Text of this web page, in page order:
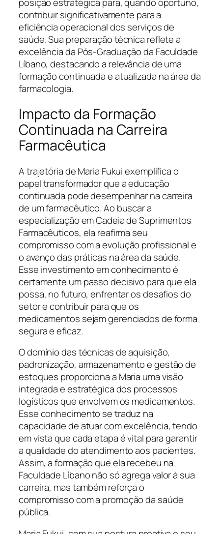
contribuir significativamente para a
eficiência operacional dos serviços de
saúde. Sua preparação técnica reflete a
excelência da Pós-Graduação da Faculdade
Líbano, destacando a relevância de uma
formação continuada e atualizada na área da
farmacologia.
Impacto da Formação
Continuada na Carreira
Farmacêutica
A trajetória de Maria Fukui exemplifica o
papel transformador que a educação
continuada pode desempenhar na carreira
de um farmacêutico. Ao buscar a
especialização em Cadeia de Suprimentos
Farmacêuticos, ela reafirma seu
compromisso com a evolução profissional e
o avanço das práticas na área da saúde.
Esse investimento em conhecimento é
certamente um passo decisivo para que ela
possa, no futuro, enfrentar os desafios do
setor e contribuir para que os
medicamentos sejam gerenciados de forma
segura e eficaz.
O domínio das técnicas de aquisição,
padronização, armazenamento e gestão de
estoques proporciona a Maria uma visão
integrada e estratégica dos processos
logísticos que envolvem os medicamentos.
Esse conhecimento se traduz na
capacidade de atuar com excelência, tendo
em vista que cada etapa é vital para garantir
a qualidade do atendimento aos pacientes.
Assim, a formação que ela recebeu na
Faculdade Líbano não só agrega valor à sua
carreira, mas também reforça o
compromisso com a promoção da saúde
pública.